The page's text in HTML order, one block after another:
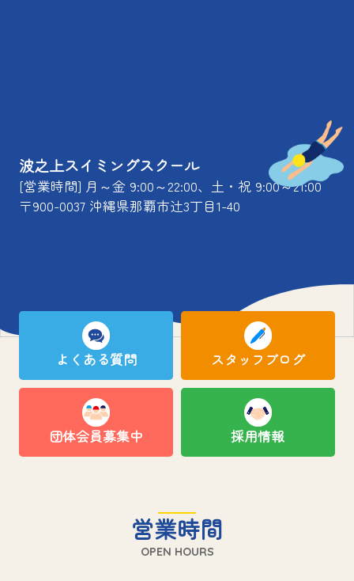
波之上スイミングスクール
[営業時間] 月～金 9:00～22:00、土・祝 9:00～21:00
〒900-0037 沖縄県那覇市辻3丁目1-40
よくある質問 スタッフブログ
団体会員募集中 採用情報
営業時間
OPEN HOURS